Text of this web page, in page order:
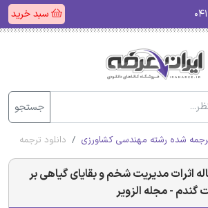
سبد خرید
جستجو
شده رشته مهندسی کشاورزی دانلود ترجمه
اثرات مدیریت شخم و بقایای گیاهی بر
گندم - مجله الزویر